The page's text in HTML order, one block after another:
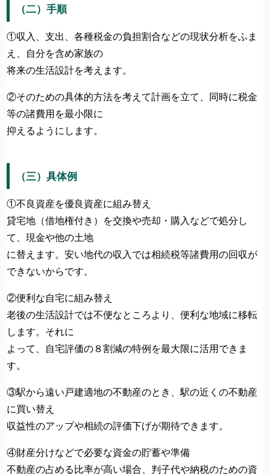
（二）手順
①収入、支出、各種税金の負担割合などの現状分析をふま
え、自分を含め家族の
将来の生活設計を考えます。
②そのための具体的方法を考えて計画を立て、同時に税金
等の諸費用を最小限に
抑えるようにします。
（三）具体例
①不良資産を優良資産に組み替え
貸宅地（借地権付き）を交換や売却・購入などで処分し
て、現金や他の土地
に替えます。安い地代の収入では相続税等諸費用の回収が
できないからです。
②便利な自宅に組み替え
老後の生活設計では不便なところより、便利な地域に移転
します。それに
よって、自宅評価の８割減の特例を最大限に活用できま
す。
③駅から遠い戸建適地の不動産のとき、駅の近くの不動産
に買い替え
収益性のアップや相続の評価下げが期待できます。
④財産分けなどで必要な資金の貯蓄や準備
不動産の占める比率が高い場合、判子代や納税のための資